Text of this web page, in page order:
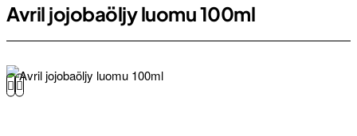
Avril jojobaöljy luomu 100ml